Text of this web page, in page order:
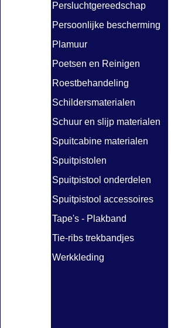
Persluchtgereedschap
Persoonlijke bescherming
Plamuur
Poetsen en Reinigen
Roestbehandeling
Schildersmaterialen
Schuur en slijp materialen
Spuitcabine materialen
Spuitpistolen
Spuitpistool onderdelen
Spuitpistool accessoires
Tape's - Plakband
Tie-ribs trekbandjes
Werkkleding